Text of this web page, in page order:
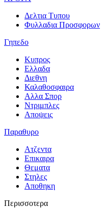
Δελτια Τυπου
Φυλλαδια Προσφορων
Γηπεδο
Κυπρος
Ελλαδα
Διεθνη
Καλαθοσφαιρα
Αλλα Σπορ
Ντριμπλες
Αποψεις
Παραθυρο
Ατζεντα
Επικαιρα
Θεματα
Στηλες
Αποθηκη
Περισσοτερα